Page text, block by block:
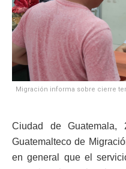
Migración informa sobre cierre
Ciudad de Guatemala,
Guatemalteco de
en general que el